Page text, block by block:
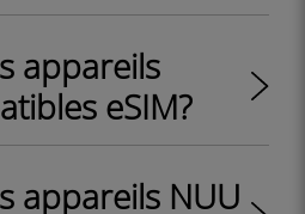
appareils
eSIM?
appareils NUU